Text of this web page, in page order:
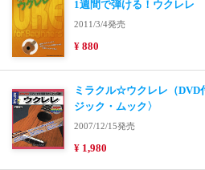
1週間で弾ける！ウクレレ
2011/3/4発売
¥ 880
ミラクル☆ウクレレ（DVD
ジック・ムック〉
2007/12/15発売
¥ 1,980